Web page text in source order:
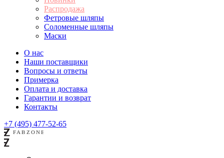
Распродажа
Фетровые шляпы
Соломенные шляпы
Маски
О нас
Наши поставщики
Вопросы и ответы
Примерка
Оплата и доставка
Гарантии и возврат
Контакты
+7 (495) 477-52-65